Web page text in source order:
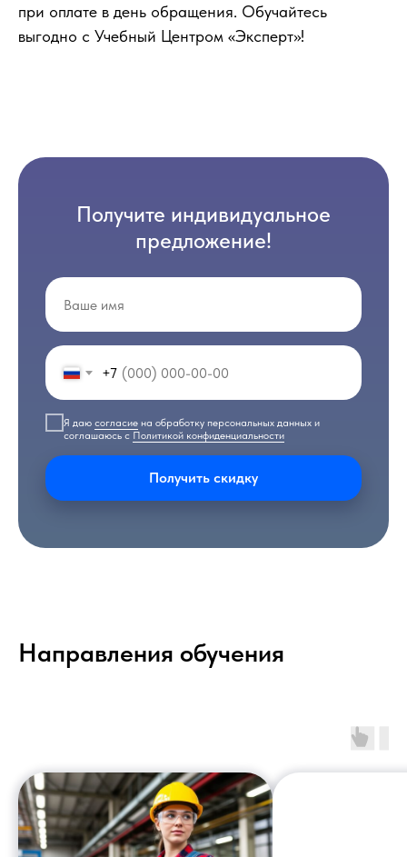
при оплате в день обращения. Обучайтесь
выгодно с Учебный Центром «Эксперт»!
Получите индивидуальное
предложение!
+7
Я даю согласие на обработку персональных данных и
соглашаюсь с Политикой конфиденциальности
Получить скидку
Направления обучения